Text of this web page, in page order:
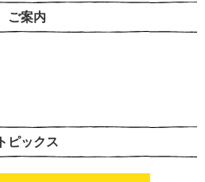
ご案内
トピックス